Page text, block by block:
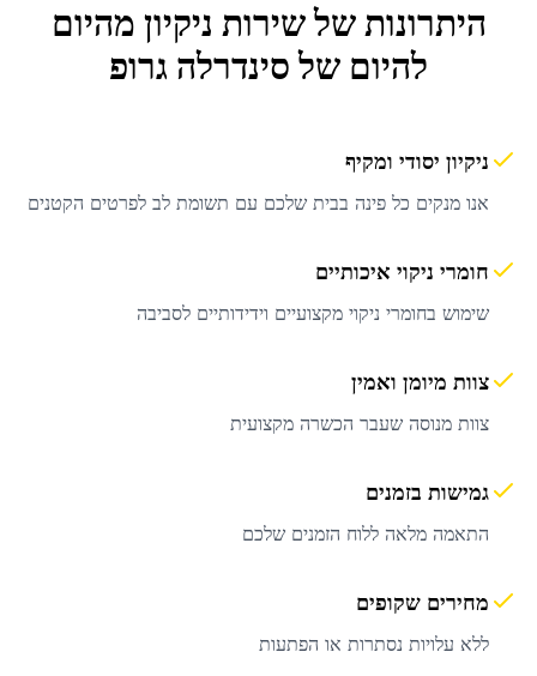
היתרונות של שירות ניקיון מהיום
להיום של סינדרלה גרופ
ניקיון יסודי ומקיף
אנו מנקים כל פינה בבית שלכם עם תשומת לב לפרטים הקטנים
חומרי ניקוי איכותיים
שימוש בחומרי ניקוי מקצועיים וידידותיים לסביבה
צוות מיומן ואמין
צוות מנוסה שעבר הכשרה מקצועית
גמישות בזמנים
התאמה מלאה ללוח הזמנים שלכם
מחירים שקופים
ללא עלויות נסתרות או הפתעות